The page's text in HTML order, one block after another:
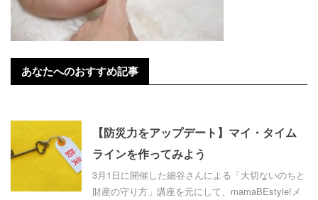
あなたへのおすすめ記事
【防災力をアップデート】マイ・タイム
ラインを作ってみよう
3月1日に開催した細谷さんによる「大切ないのちと
財産の守り方」講座を元にして、mamaBEstyle!メ